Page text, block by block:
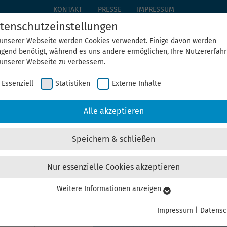
KONTAKT PRESSE IMPRESSUM
THEGA ERLEBEN ÜBER UNS
in Betrieb
Webseite werden Cookies verwendet. Einige davon werden
benötigt, während es uns andere ermöglichen, Ihre
Webseite zu verbessern.
Essenziell Statistiken Externe Inhalte
Alle akzeptieren
Speichern & schließen
Nur essenzielle Cookies akzeptieren
Cookies werden für grundlegende Funktionen der Webseite
Weitere Informationen anzeigen
Impressum